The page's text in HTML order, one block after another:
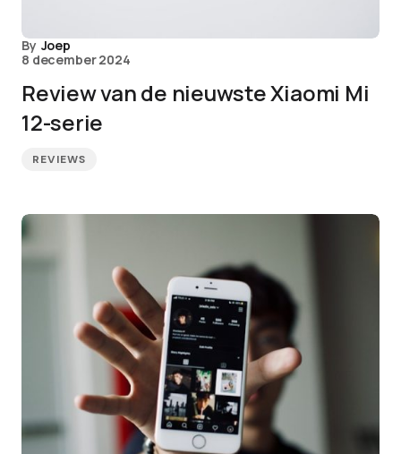
By Joep
8 december 2024
Review van de nieuwste Xiaomi Mi
12-serie
REVIEWS